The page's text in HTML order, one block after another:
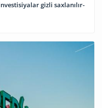
gizli saxlanılır-